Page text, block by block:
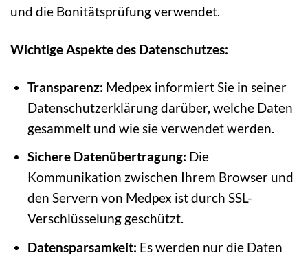
und die Bonitätsprüfung verwendet.
Wichtige Aspekte des Datenschutzes:
Transparenz: Medpex informiert Sie in seiner
Datenschutzerklärung darüber, welche Daten
gesammelt und wie sie verwendet werden.
Sichere Datenübertragung: Die
Kommunikation zwischen Ihrem Browser und
den Servern von Medpex ist durch SSL-
Verschlüsselung geschützt.
Datensparsamkeit: Es werden nur die Daten